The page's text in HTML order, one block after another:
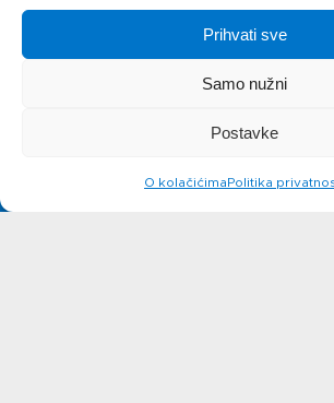
Prihvati sve
Samo nužni
Postavke
O kolačićimaPolitika
Recepti